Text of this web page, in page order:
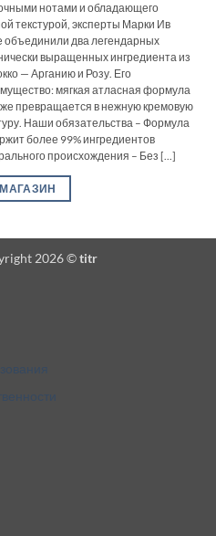
нотами и обладающего
текстурой, эксперты Марки Ив
объединили два легендарных
выращенных ингредиента из
— Арганию и Розу. Его
мягкая атласная формула
превращается в нежную кремовую
Наши обязательства – Формула
более 99% ингредиентов
происхождения – Без [...]
МАГАЗИН
2026 ©titr